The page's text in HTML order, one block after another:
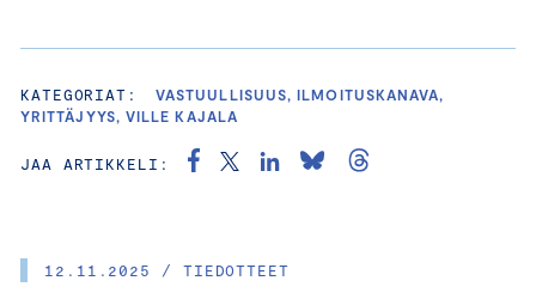
12.11.2025 / TIEDOTTEET
KATEGORIAT:
VASTUULLISUUS, ILMOITUSKANAVA,
YRITTÄJYYS, VILLE KAJALA
JAA ARTIKKELI: